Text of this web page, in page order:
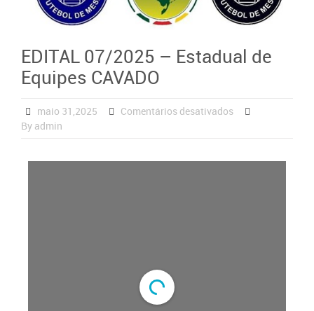
EDITAL 07/2025 – Estadual de
Equipes CAVADO
maio 31,2025
Comentários desativados
By admin